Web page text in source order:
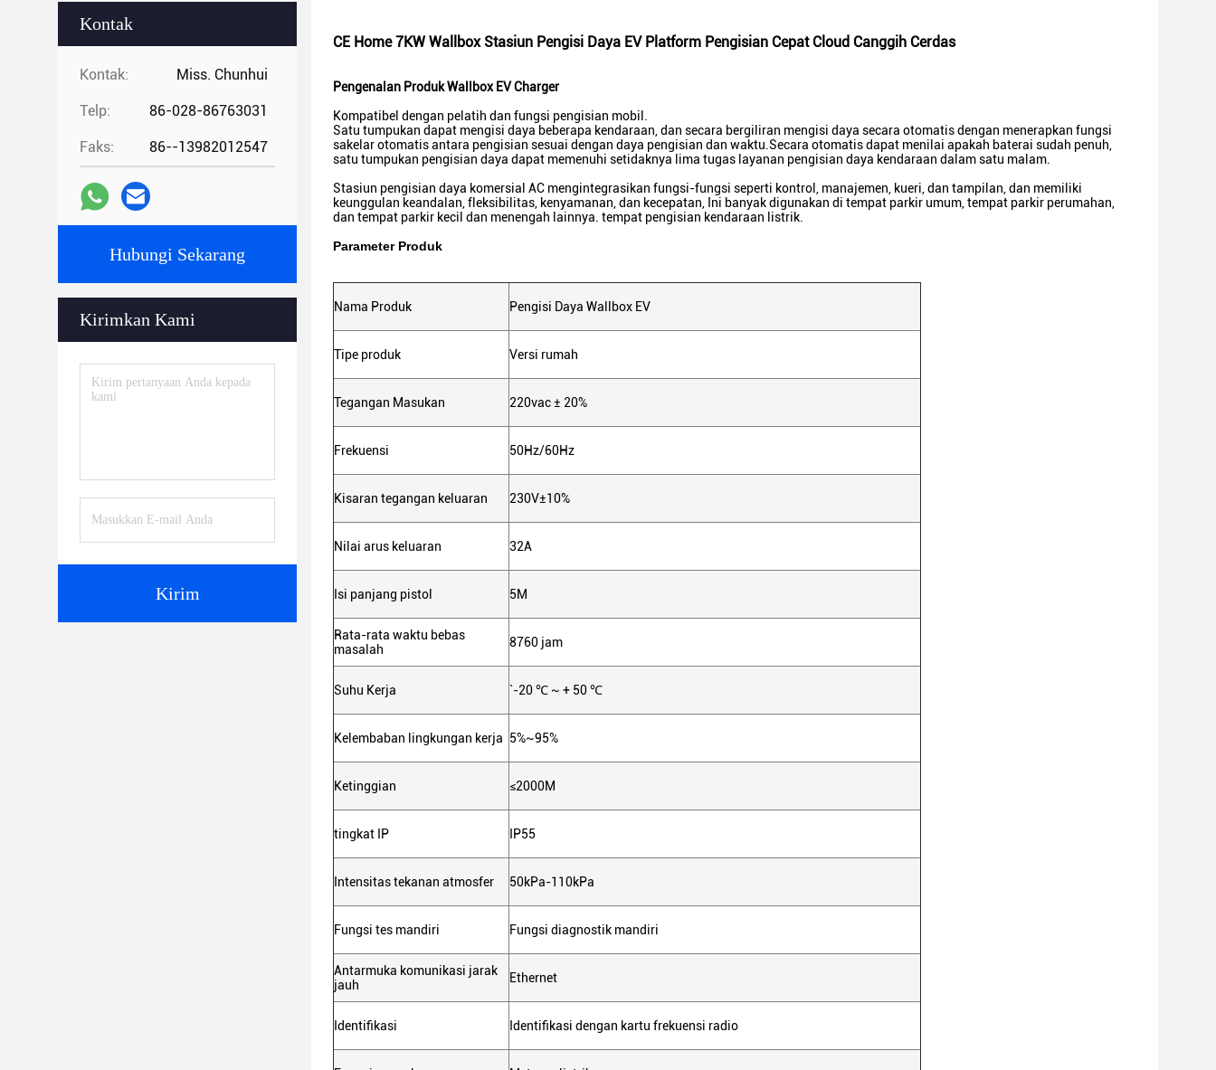
Kontak
Kontak: Miss. Chunhui
Telp: 86-028-86763031
Faks: 86--13982012547
Hubungi Sekarang
Kirimkan Kami
Kirim
CE Home 7KW Wallbox Stasiun Pengisi Daya EV Platform Pengisian Cepat Cloud Canggih Cerdas
Pengenalan Produk Wallbox EV Charger
Kompatibel dengan pelatih dan fungsi pengisian mobil.
Satu tumpukan dapat mengisi daya beberapa kendaraan, dan secara bergiliran mengisi daya secara otomatis dengan menerapkan fungsi
sakelar otomatis antara pengisian sesuai dengan daya pengisian dan waktu.Secara otomatis dapat menilai apakah baterai sudah penuh,
satu tumpukan pengisian daya dapat memenuhi setidaknya lima tugas layanan pengisian daya kendaraan dalam satu malam.
Stasiun pengisian daya komersial AC mengintegrasikan fungsi-fungsi seperti kontrol, manajemen, kueri, dan tampilan, dan memiliki
keunggulan keandalan, fleksibilitas, kenyamanan, dan kecepatan, Ini banyak digunakan di tempat parkir umum, tempat parkir perumahan,
dan tempat parkir kecil dan menengah lainnya. tempat pengisian kendaraan listrik.
Parameter Produk
Nama Produk Pengisi Daya Wallbox EV
Tipe produk Versi rumah
Tegangan Masukan 220vac ± 20%
Frekuensi 50Hz/60Hz
Kisaran tegangan keluaran 230V±10%
Nilai arus keluaran 32A
Isi panjang pistol 5M
Rata-rata waktu bebas
masalah
8760 jam
Suhu Kerja `-20 ℃ ~ + 50 ℃
Kelembaban lingkungan kerja 5%~95%
Ketinggian ≤2000M
tingkat IP IP55
Intensitas tekanan atmosfer 50kPa-110kPa
Fungsi tes mandiri Fungsi diagnostik mandiri
Antarmuka komunikasi jarak
jauh
Ethernet
Identifikasi Identifikasi dengan kartu frekuensi radio